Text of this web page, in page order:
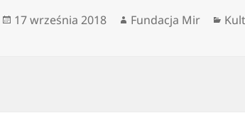
Data
17 września 2018 Autor
Fundacja Mir